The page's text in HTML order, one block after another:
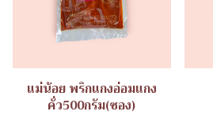
แม่น้อย พริกแกงอ่อมแกง
คั่ว500กรัม(ซอง)